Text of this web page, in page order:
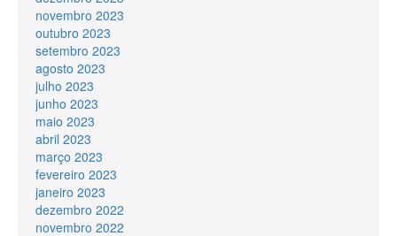
novembro 2023
outubro 2023
setembro 2023
agosto 2023
julho 2023
junho 2023
maio 2023
abril 2023
março 2023
fevereiro 2023
janeiro 2023
dezembro 2022
novembro 2022